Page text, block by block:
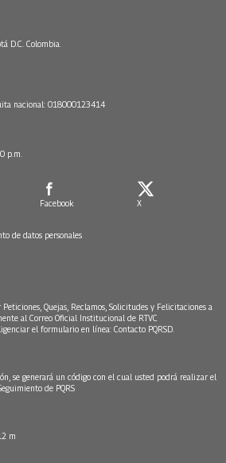
D.C. Colombia.
nacional: 018000123414
p.m.
Facebook X
de datos personales
Quejas, Reclamos, Solicitudes y Felicitaciones a
al Correo Oficial Institucional de RTVC
el formulario en línea: Contacto PQRSD.
se generará un código con el cual usted podrá realizar el
de PQRS
m